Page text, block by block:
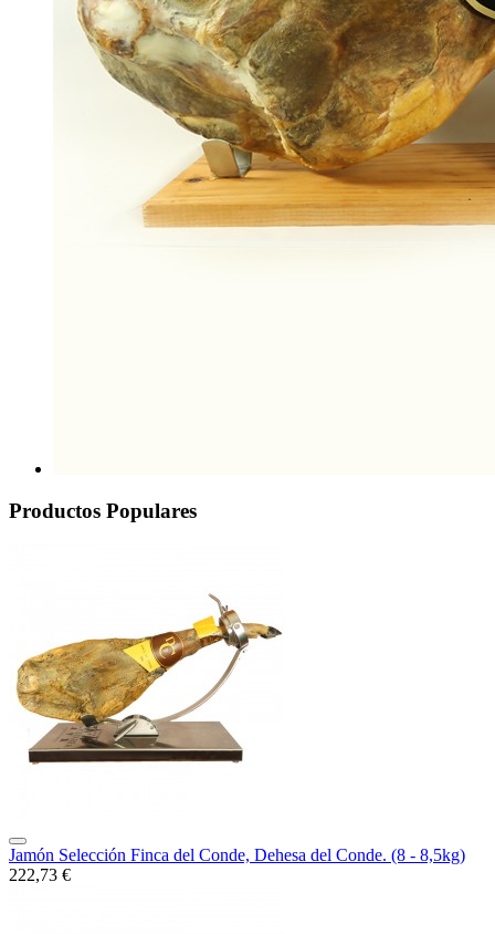
Productos Populares
Jamón Selección Finca del Conde, Dehesa del Conde. (8 - 8,5kg)
222,73 €